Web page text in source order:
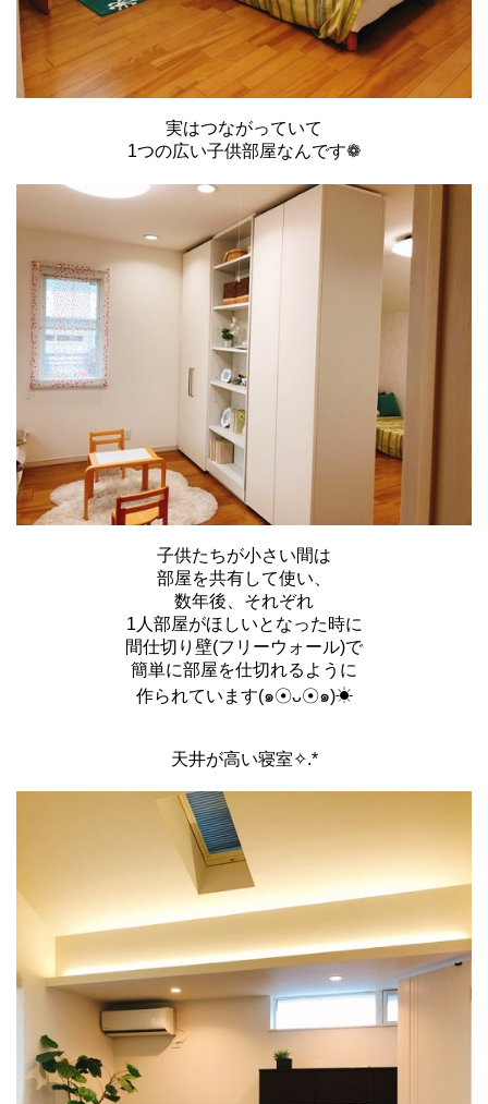
実はつながっていて
1つの広い子供部屋なんです❁
子供たちが小さい間は
部屋を共有して使い、
数年後、それぞれ
1人部屋がほしいとなった時に
間仕切り壁(フリーウォール)で
簡単に部屋を仕切れるように
作られています(๑☉ᴗ☉๑)☀
天井が高い寝室✧.*